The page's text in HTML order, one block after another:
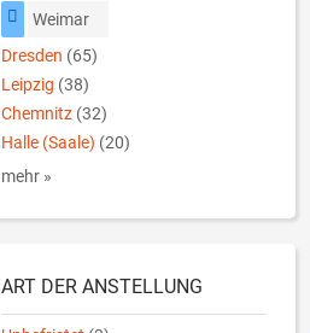
Weimar
Dresden (65)
Leipzig (38)
Chemnitz (32)
Halle (Saale) (20)
mehr »
ART DER ANSTELLUNG